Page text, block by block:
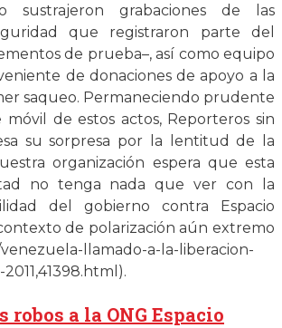
sustrajeron grabaciones de las
que registraron parte del
de prueba–, así como equipo
de donaciones de apoyo a la
saqueo. Permaneciendo prudente
de estos actos, Reporteros sin
su sorpresa por la lentitud de la
organización espera que esta
no tenga nada que ver con la
del gobierno contra Espacio
de polarización aún extremo
llamado-a-la-liberacion-
2011,41398.html).
robos a la ONG Espacio